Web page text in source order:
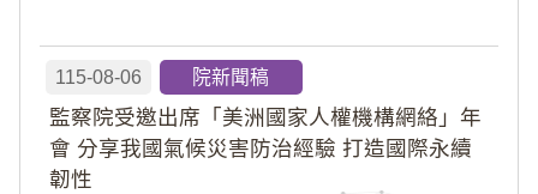
115-08-06 院新聞稿
監察院受邀出席「美洲國家人權機構網絡」年
會 分享我國氣候災害防治經驗 打造國際永續
韌性